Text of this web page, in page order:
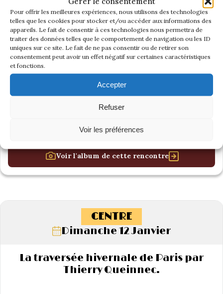
Pour offrir les meilleures expériences, nous utilisons des technologies
telles que les cookies pour stocker et/ou accéder aux informations des
appareils. Le fait de consentir à ces technologies nous permettra de
traiter des données telles que le comportement de navigation ou les ID
uniques sur ce site. Le fait de ne pas consentir ou de retirer son
consentement peut avoir un effet négatif sur certaines caractéristiques
et fonctions.
Accepter
Refuser
Voir les préférences
Voir l'album de cette rencontre
CENTRE
Dimanche 12 Janvier
La traversée hivernale de Paris par
Thierry Queinnec.